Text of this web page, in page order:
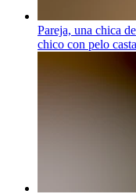
Pareja, una chica
chico con pelo